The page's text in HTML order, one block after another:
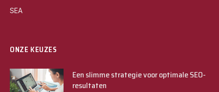
SEA
ONZE KEUZES
Een slimme strategie voor optimale SEO-
resultaten